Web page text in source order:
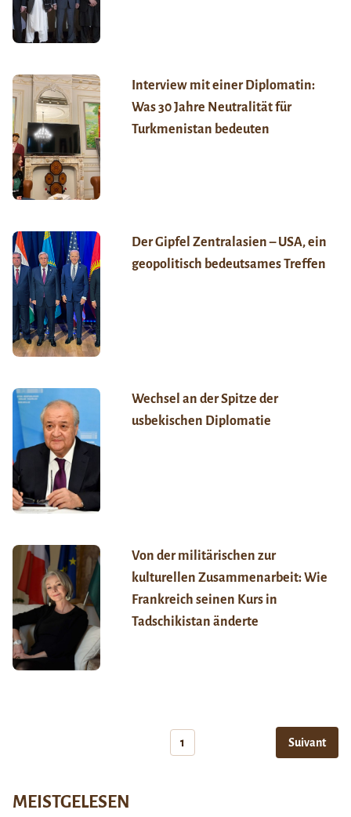
Interview mit einer Diplomatin:
Was 30 Jahre Neutralität für
Turkmenistan bedeuten
Der Gipfel Zentralasien – USA, ein
geopolitisch bedeutsames Treffen
Wechsel an der Spitze der
usbekischen Diplomatie
Von der militärischen zur
kulturellen Zusammenarbeit: Wie
Frankreich seinen Kurs in
Tadschikistan änderte
1 Suivant
MEISTGELESEN